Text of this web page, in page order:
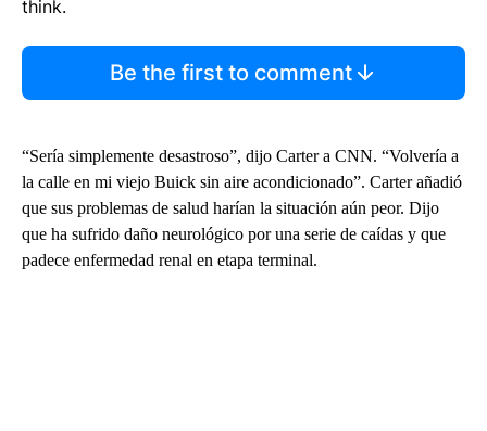
think.
Be the first to comment
“Sería simplemente desastroso”, dijo Carter a CNN. “Volvería a
la calle en mi viejo Buick sin aire acondicionado”. Carter añadió
que sus problemas de salud harían la situación aún peor. Dijo
que ha sufrido daño neurológico por una serie de caídas y que
padece enfermedad renal en etapa terminal.